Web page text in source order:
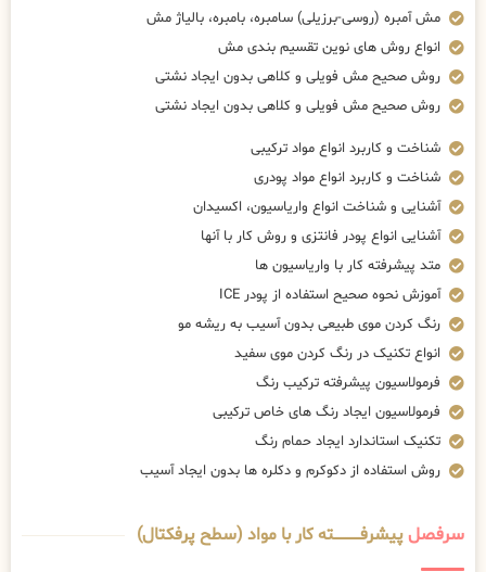
مش آمبره (روسی-برزیلی) سامبره، بامبره، بالیاژ مش
انواع روش های نوین تقسیم بندی مش
روش صحیح مش فویلی و کلاهی بدون ایجاد نشتی
روش صحیح مش فویلی و کلاهی بدون ایجاد نشتی
شناخت و کاربرد انواع مواد ترکیبی
شناخت و کاربرد انواع مواد پودری
آشنایی و شناخت انواع واریاسیون، اکسیدان
آشنایی انواع پودر فانتزی و روش کار با آنها
متد پیشرفته کار با واریاسیون ها
آموزش نحوه صحیح استفاده از پودر ICE
رنگ کردن موی طبیعی بدون آسیب به ریشه مو
انواع تکنیک در رنگ کردن موی سفید
فرمولاسیون پیشرفته ترکیب رنگ
فرمولاسیون ایجاد رنگ های خاص ترکیبی
تکنیک استاندارد ایجاد حمام رنگ
روش استفاده از دکوکرم و دکلره ها بدون ایجاد آسیب
سرفصلپیشرفــــــــــــته کار با مواد (سطح پرفکتال)